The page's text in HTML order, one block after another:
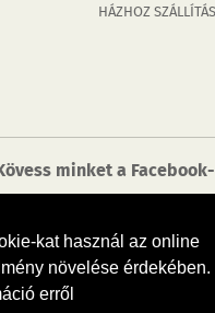
kat használ az online
növelése érdekében.
erről
HÁZHOZ SZÁLLÍTÁS
minket a
Hírek,